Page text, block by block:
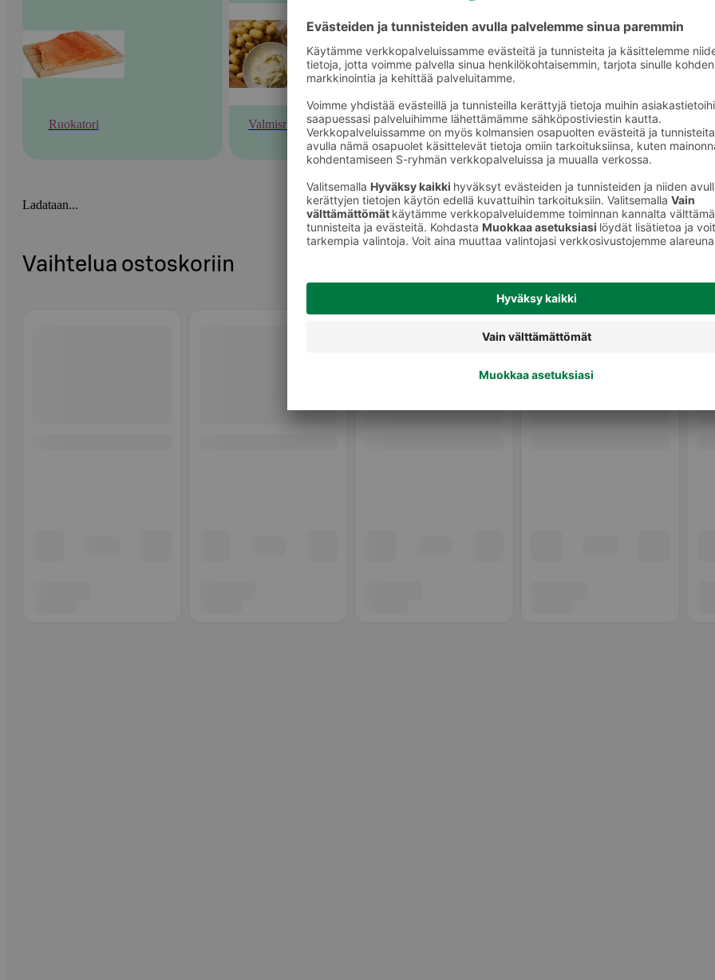
Ruokatori Valmisruoka Salaatit
Ladataan...
Vaihtelua ostoskoriin